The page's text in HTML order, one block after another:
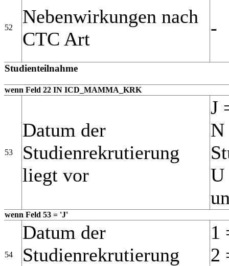
52
Nebenwirkungen nach
CTC Art
-
Studienteilnahme
wenn Feld 22 IN ICD_MAMMA_KRK
53
Datum der
Studienrekrutierung
liegt vor
J
N
U
wenn Feld 53 = 'J'
54
Datum der
Studienrekrutierung
1
2